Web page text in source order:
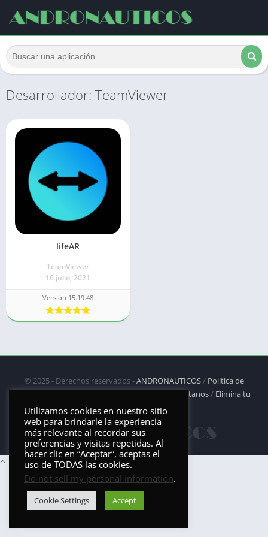
Desarrollador: TeamViewer
lifeAR
TeamViewer
16 julio, 2021
Versión 15.19.48
© 2025 - Derechos reservados -ANDRONAUTICOS/ Política de
privacidad/Política de Cookies/DMCA/Contáctanos/ Elimina tu
aplicación
Utilizamos cookies en nuestro sitio
web para brindarle la experiencia
más relevante al recordar sus
preferencias y visitas repetidas. Al
hacer clic en “Aceptar”, aceptas el
uso de TODAS las cookies.
Do not sell my personal information.
Cookie Settings Accept